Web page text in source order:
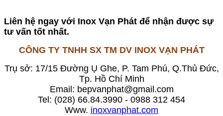
Liên hệ ngay với Inox Vạn Phát để nhận được sự
tư vấn tốt nhất.
CÔNG TY TNHH SX TM DV INOX VẠN PHÁT
Trụ sở: 17/15 Đường Ụ Ghe, P. Tam Phú, Q.Thủ Đức,
Tp. Hồ Chí Minh
Email: bepvanphat@gmail.com
Tel: (028) 66.84.3990 - 0988 312 454
Www. inoxvanphat.com